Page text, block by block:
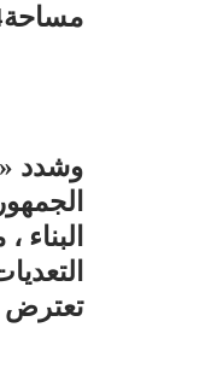
مساحة1.4 مليون متر مربع .
وشدد
تعترض